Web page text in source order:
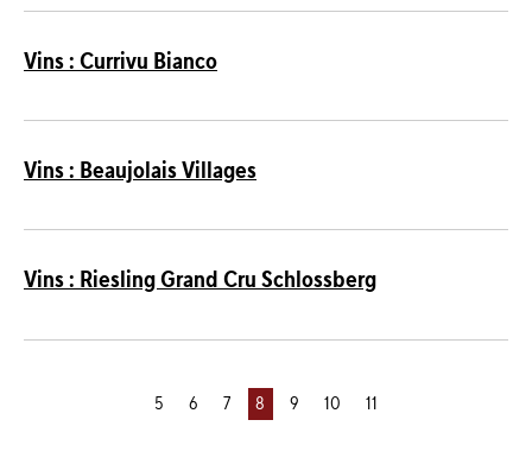
Vins : Currivu Bianco
Vins : Beaujolais Villages
Vins : Riesling Grand Cru Schlossberg
5 6 7 8 9 10 11